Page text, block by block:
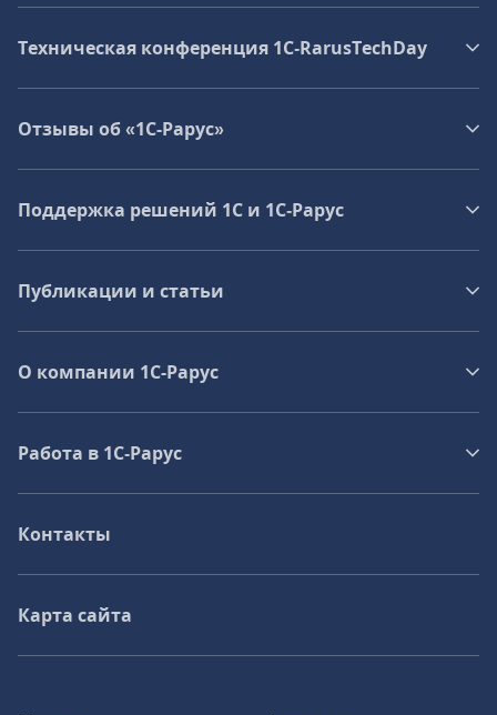
Техническая конференция 1C‑RarusTechDay
Отзывы об «1С-Рарус»
Поддержка решений 1С и 1С‑Рарус
Публикации и статьи
О компании 1C-Рарус
Работа в 1С‑Рарус
Контакты
Карта сайта